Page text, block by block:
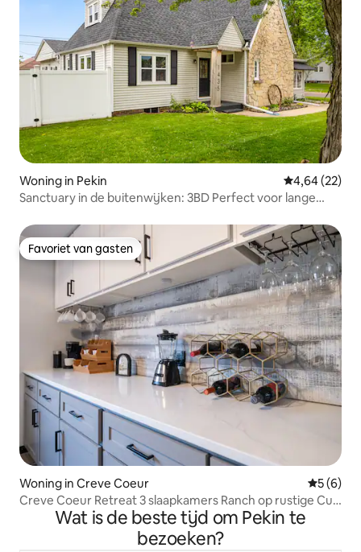
Woning in Pekin Gemiddelde
4,64 (22)
Sanctuary in de buitenwijken: 3BD Perfect voor lange
Favoriet van gasten
Favoriet van gasten
Woning in Creve Coeur
5 (6)
Creve Coeur Retreat 3 slaapkamers Ranch op rustige Cul-
des-acWat is de beste tijd om Pekin te
bezoeken?